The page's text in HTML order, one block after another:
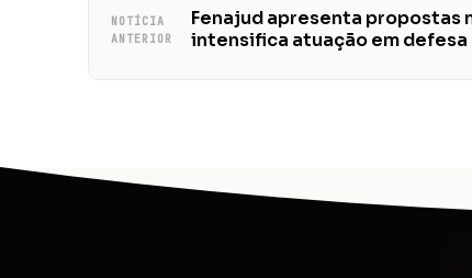
NOTÍCIA
ANTERIOR
Fenajud apresenta propostas
intensifica atuação em